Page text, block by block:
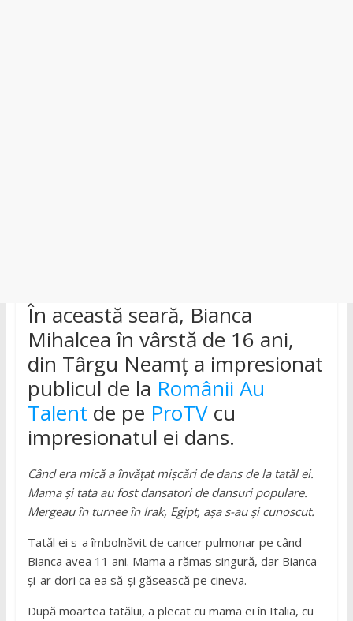
În această seară, Bianca
Mihalcea în vârstă de 16 ani,
din Târgu Neamț a impresionat
publicul de la Românii Au
Talent de pe ProTVcu
impresionatul ei dans.
Când era mică a învățat mișcări de dans de la tatăl ei.
Mama și tata au fost dansatori de dansuri populare.
Mergeau în turnee în Irak, Egipt, așa s-au și cunoscut.
Tatăl ei s-a îmbolnăvit de cancer pulmonar pe când
Bianca avea 11 ani. Mama a rămas singură, dar Bianca
și-ar dori ca ea să-și găsească pe cineva.
După moartea tatălui, a plecat cu mama ei în Italia, cu